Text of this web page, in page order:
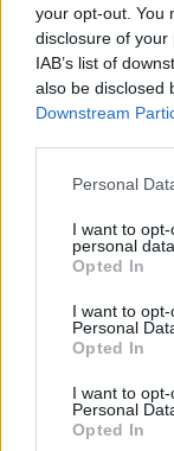
your opt-out. You
disclosure of
IAB’s list of
also be disclosed
Downstream
Personal
I want to
personal data.
Opted In
I want to
Personal
Opted In
I want to
Personal
Opted In
Καστορείου
Ένωση Λέρνας.